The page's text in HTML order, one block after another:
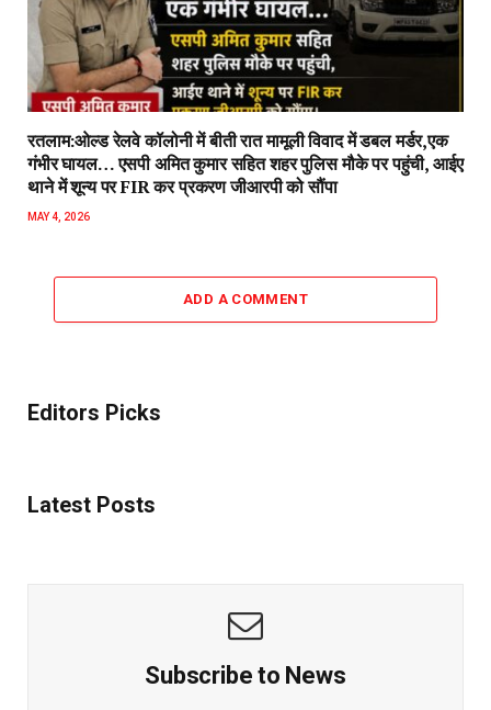
रतलाम:ओल्ड रेलवे कॉलोनी में बीती रात मामूली विवाद में डबल मर्डर,एक
गंभीर घायल… एसपी अमित कुमार सहित शहर पुलिस मौके पर पहुंची, आईए
थाने में शून्य पर FIR कर प्रकरण जीआरपी को सौंपा
MAY 4, 2026
ADD A COMMENT
Editors Picks
Latest Posts
Subscribe to News